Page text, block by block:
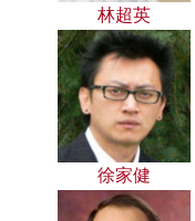
林超英
徐家健